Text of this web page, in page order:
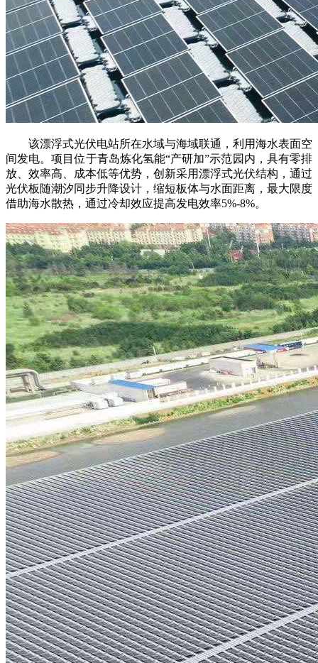
该漂浮式光伏电站所在水域与海域联通，利用海水表面空
间发电。项目位于青岛炼化氢能“产研加”示范园内，具有零排
放、效率高、成本低等优势，创新采用漂浮式光伏结构，通过
光伏板随潮汐同步升降设计，缩短板体与水面距离，最大限度
借助海水散热，通过冷却效应提高发电效率5%-8%。